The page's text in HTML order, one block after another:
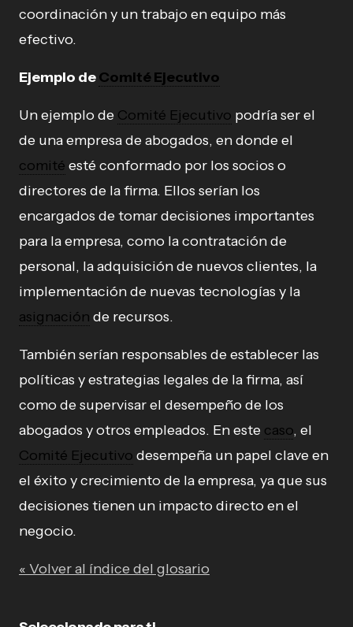
coordinación y un trabajo en equipo más
efectivo.
Ejemplo deComité Ejecutivo
Un ejemplo de Comité Ejecutivo podría ser el
de una empresa de abogados, en donde el
comité esté conformado por los socios o
directores de la firma. Ellos serían los
encargados de tomar decisiones importantes
para la empresa, como la contratación de
personal, la adquisición de nuevos clientes, la
implementación de nuevas tecnologías y la
asignación de recursos.
También serían responsables de establecer las
políticas y estrategias legales de la firma, así
como de supervisar el desempeño de los
abogados y otros empleados. En este caso, el
Comité Ejecutivo desempeña un papel clave en
el éxito y crecimiento de la empresa, ya que sus
decisiones tienen un impacto directo en el
negocio.
« Volver al índice del glosario